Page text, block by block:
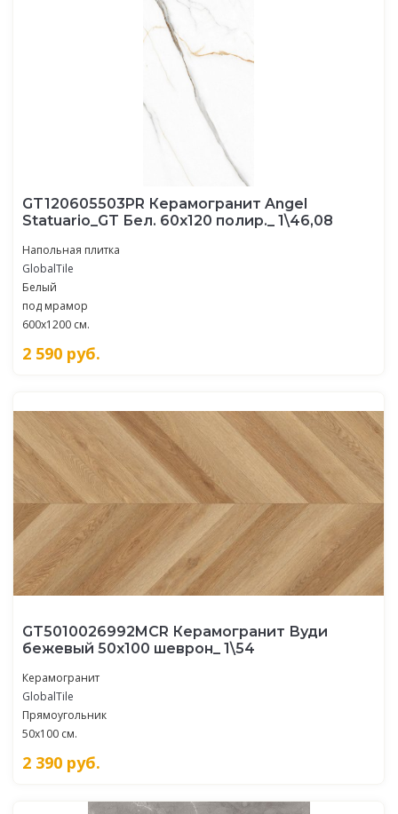
GT120605503PR Керамогранит Angel
Statuario_GT Бел. 60x120 полир._ 1\46,08
Напольная плитка
GlobalTile
Белый
под мрамор
600x1200 см.
2 590 руб.
GT5010026992MCR Керамогранит Вуди
бежевый 50x100 шеврон_ 1\54
Керамогранит
GlobalTile
Прямоугольник
50x100 см.
2 390 руб.